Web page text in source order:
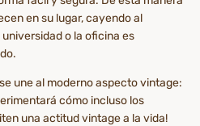
en su lugar, cayendo al
o la oficina es
une al moderno aspecto vintage:
cómo incluso los
una actitud vintage a la vida!